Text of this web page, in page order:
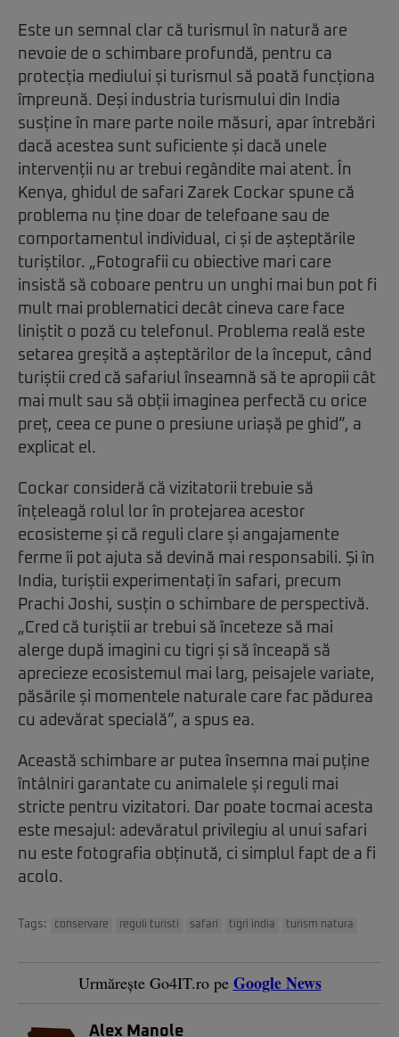
Este un semnal clar că turismul în natură are
nevoie de o schimbare profundă, pentru ca
protecția mediului și turismul să poată funcționa
împreună. Deși industria turismului din India
susține în mare parte noile măsuri, apar întrebări
dacă acestea sunt suficiente și dacă unele
intervenții nu ar trebui regândite mai atent. În
Kenya, ghidul de safari Zarek Cockar spune că
problema nu ține doar de telefoane sau de
comportamentul individual, ci și de așteptările
turiștilor. „Fotografii cu obiective mari care
insistă să coboare pentru un unghi mai bun pot fi
mult mai problematici decât cineva care face
liniștit o poză cu telefonul. Problema reală este
setarea greșită a așteptărilor de la început, când
turiștii cred că safariul înseamnă să te apropii cât
mai mult sau să obții imaginea perfectă cu orice
preț, ceea ce pune o presiune uriașă pe ghid”, a
explicat el.
Cockar consideră că vizitatorii trebuie să
înțeleagă rolul lor în protejarea acestor
ecosisteme și că reguli clare și angajamente
ferme îi pot ajuta să devină mai responsabili. Și în
India, turiștii experimentați în safari, precum
Prachi Joshi, susțin o schimbare de perspectivă.
„Cred că turiștii ar trebui să înceteze să mai
alerge după imagini cu tigri și să înceapă să
aprecieze ecosistemul mai larg, peisajele variate,
păsările și momentele naturale care fac pădurea
cu adevărat specială”, a spus ea.
Această schimbare ar putea însemna mai puține
întâlniri garantate cu animalele și reguli mai
stricte pentru vizitatori. Dar poate tocmai acesta
este mesajul: adevăratul privilegiu al unui safari
nu este fotografia obținută, ci simplul fapt de a fi
acolo.
Tags: conservare reguli turisti safari tigri india turism natura
Urmărește Go4IT.ro pe Google News
Alex Manole